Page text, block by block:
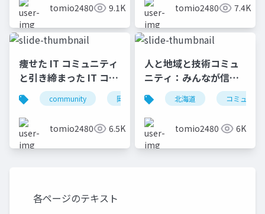
tomio2480 9.1K tomio2480 7.4K
痩せた IT コミュニティ
と引き締まった IT コミ
ュニティの違い
community 岡山 北海道 旭川
tomio2480 6.5K
人と地域と技術コミュ
ニティ：みんなが信じ
た「のびしろ」を幻に
しないために
北海道 コミュニテ
tomio2480 6K
各ページのテキスト